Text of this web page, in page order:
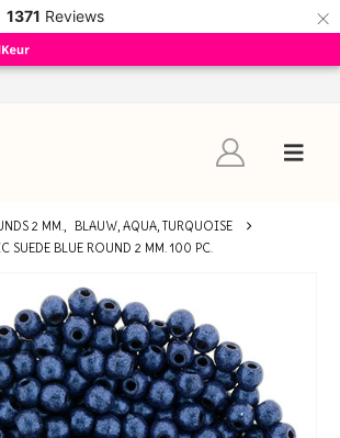
1371 Reviews ×
2 MM., BLAUW, AQUA, TURQUOISE
SUEDE BLUE ROUND 2 MM. 100 PC.